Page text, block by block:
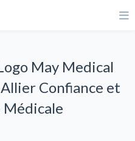
May Medical
Confiance et